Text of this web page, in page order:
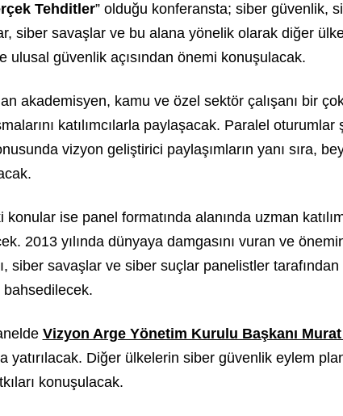
Tehditler” olduğu konferansta; siber güvenlik,
siber savaşlar ve bu alana yönelik olarak diğer
ulusal güvenlik açısından önemi konuşulacak.
akademisyen, kamu ve özel sektör çalışanı bir
katılımcılarla paylaşacak. Paralel
vizyon geliştirici paylaşımların yanı sıra,
ise panel formatında alanında uzman
2013 yılında dünyaya damgasını vuran ve
siber savaşlar ve siber suçlar panelistler tarafından
Vizyon Arge Yönetim Kurulu Başkanı
yatırılacak. Diğer ülkelerin siber güvenlik eylem
konuşulacak.